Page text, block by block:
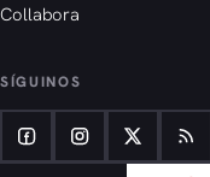
Collabora
SÍGUINOS